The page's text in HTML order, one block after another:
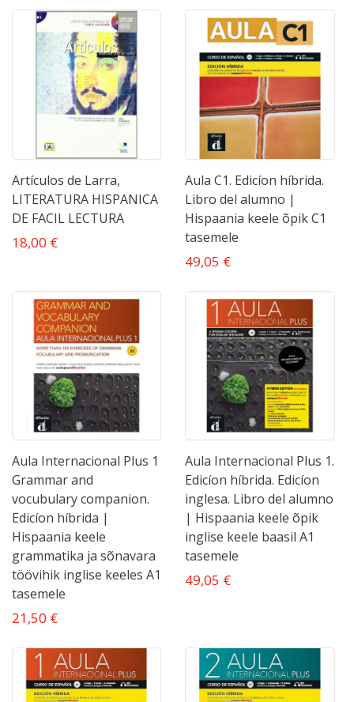
Artículos de Larra,
LITERATURA HISPANICA
DE FACIL LECTURA
18,00 €
Aula C1. Edicíon híbrida.
Libro del alumno |
Hispaania keele õpik C1
tasemele
49,05 €
Aula Internacional Plus 1
Grammar and
vocubulary companion.
Edicíon híbrida |
Hispaania keele
grammatika ja sõnavara
töövihik inglise keeles A1
tasemele
21,50 €
Aula Internacional Plus 1.
Edicíon híbrida. Edicíon
inglesa. Libro del alumno
| Hispaania keele õpik
inglise keele baasil A1
tasemele
49,05 €